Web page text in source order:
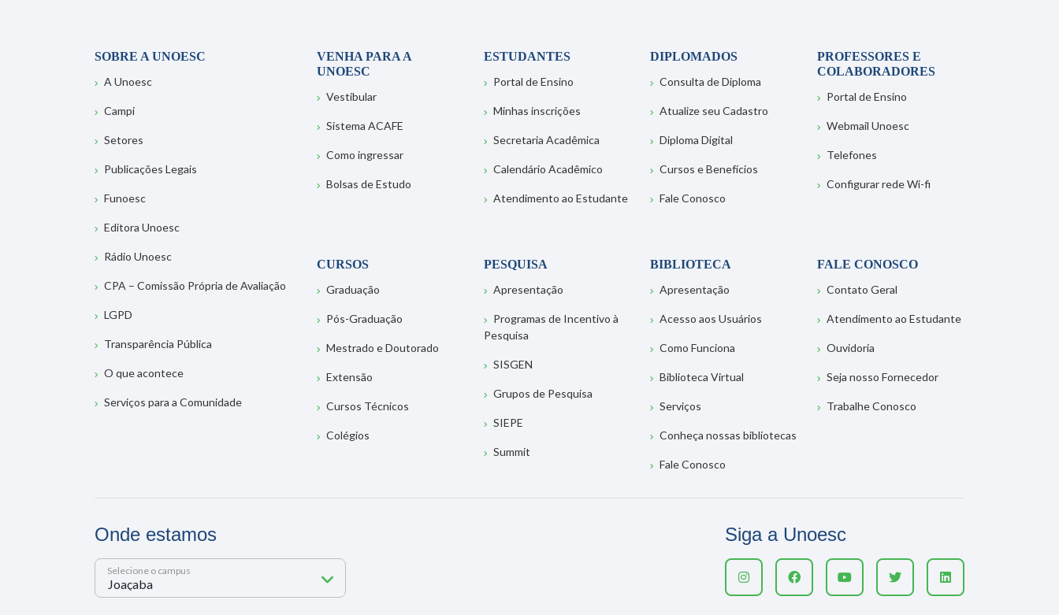
SOBRE A UNOESC
A Unoesc
Campi
Setores
Publicações Legais
Funoesc
Editora Unoesc
Rádio Unoesc
CPA – Comissão Própria de Avaliação
LGPD
Transparência Pública
O que acontece
Serviços para a Comunidade
VENHA PARA A
UNOESC
Vestibular
Sistema ACAFE
Como ingressar
Bolsas de Estudo
ESTUDANTES
Portal de Ensino
Minhas inscrições
Secretaria Acadêmica
Calendário Acadêmico
Atendimento ao Estudante
DIPLOMADOS
Consulta de Diploma
Atualize seu Cadastro
Diploma Digital
Cursos e Benefícios
Fale Conosco
PROFESSORES E
COLABORADORES
Portal de Ensino
Webmail Unoesc
Telefones
Configurar rede Wi-fi
CURSOS
Graduação
Pós-Graduação
Mestrado e Doutorado
Extensão
Cursos Técnicos
Colégios
PESQUISA
Apresentação
Programas de Incentivo à
Pesquisa
SISGEN
Grupos de Pesquisa
SIEPE
Summit
BIBLIOTECA
Apresentação
Acesso aos Usuários
Como Funciona
Biblioteca Virtual
Serviços
Conheça nossas bibliotecas
Fale Conosco
FALE CONOSCO
Contato Geral
Atendimento ao Estudante
Ouvidoria
Seja nosso Fornecedor
Trabalhe Conosco
Onde estamos
Selecione o campus
Siga a Unoesc